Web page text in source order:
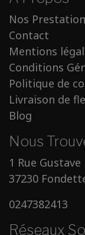
Nos
Contact
Mentions
Conditions
Politique de
Livraison de
Blog
Nous
1 Rue Gustave
37230
0247382413
Réseaux